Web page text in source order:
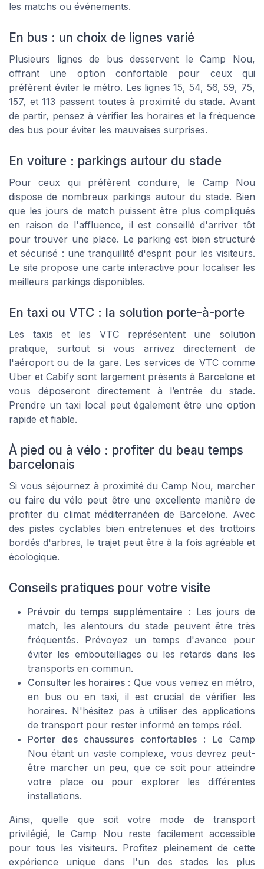
les matchs ou événements.
En bus : un choix de lignes varié
Plusieurs lignes de bus desservent le Camp Nou,
offrant une option confortable pour ceux qui
préfèrent éviter le métro. Les lignes 15, 54, 56, 59, 75,
157, et 113 passent toutes à proximité du stade. Avant
de partir, pensez à vérifier les horaires et la fréquence
des bus pour éviter les mauvaises surprises.
En voiture : parkings autour du stade
Pour ceux qui préfèrent conduire, le Camp Nou
dispose de nombreux parkings autour du stade. Bien
que les jours de match puissent être plus compliqués
en raison de l'affluence, il est conseillé d'arriver tôt
pour trouver une place. Le parking est bien structuré
et sécurisé : une tranquillité d'esprit pour les visiteurs.
Le site propose une carte interactive pour localiser les
meilleurs parkings disponibles.
En taxi ou VTC : la solution porte-à-porte
Les taxis et les VTC représentent une solution
pratique, surtout si vous arrivez directement de
l'aéroport ou de la gare. Les services de VTC comme
Uber et Cabify sont largement présents à Barcelone et
vous déposeront directement à l’entrée du stade.
Prendre un taxi local peut également être une option
rapide et fiable.
À pied ou à vélo : profiter du beau temps
barcelonais
Si vous séjournez à proximité du Camp Nou, marcher
ou faire du vélo peut être une excellente manière de
profiter du climat méditerranéen de Barcelone. Avec
des pistes cyclables bien entretenues et des trottoirs
bordés d'arbres, le trajet peut être à la fois agréable et
écologique.
Conseils pratiques pour votre visite
Prévoir du temps supplémentaire : Les jours de
match, les alentours du stade peuvent être très
fréquentés. Prévoyez un temps d'avance pour
éviter les embouteillages ou les retards dans les
transports en commun.
Consulter les horaires : Que vous veniez en métro,
en bus ou en taxi, il est crucial de vérifier les
horaires. N'hésitez pas à utiliser des applications
de transport pour rester informé en temps réel.
Porter des chaussures confortables: Le Camp
Nou étant un vaste complexe, vous devrez peut-
être marcher un peu, que ce soit pour atteindre
votre place ou pour explorer les différentes
installations.
Ainsi, quelle que soit votre mode de transport
privilégié, le Camp Nou reste facilement accessible
pour tous les visiteurs. Profitez pleinement de cette
expérience unique dans l'un des stades les plus